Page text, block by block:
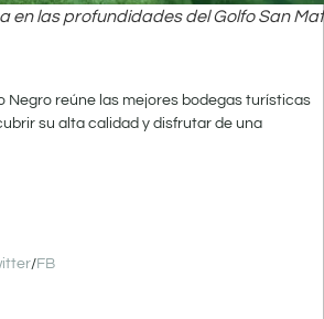
en las profundidades del Golfo San
Negro reúne las mejores bodegas turísticas
su alta calidad y disfrutar de una
/FB